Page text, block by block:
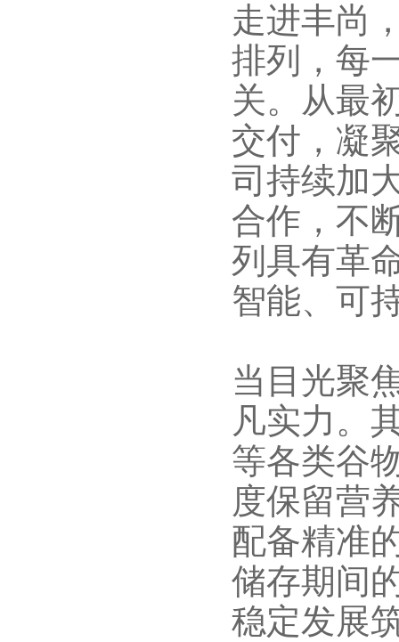
走进丰尚
排列，每
关。从最
交付，凝
司持续加
合作，不
列具有革
智能、可
当目光聚
凡实力。
等各类谷
度保留营
配备精准
储存期间
稳定发展